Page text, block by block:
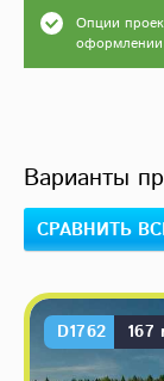
Опции
оформлении
Варианты
СРАВНИТЬ
D1762 167